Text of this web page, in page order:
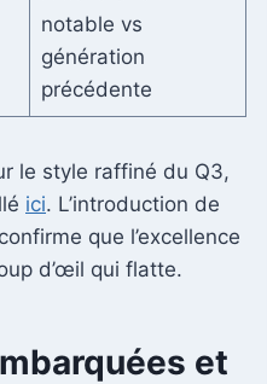
notable vs
génération
précédente
le style raffiné du Q3,
ici. L’introduction de
que l’excellence
d’œil qui flatte.
et